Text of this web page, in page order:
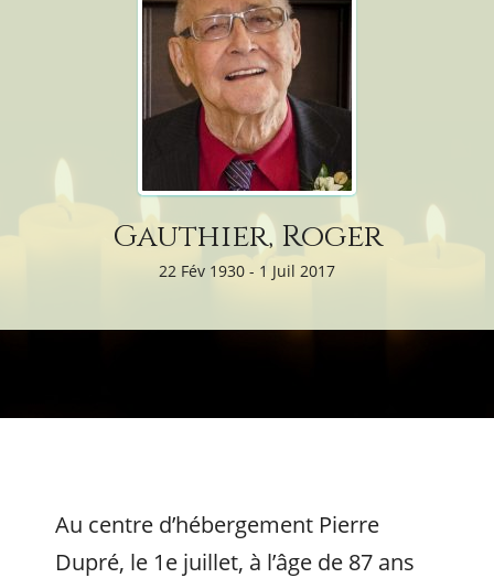
Gauthier, Roger
22 Fév 1930 - 1 Juil 2017
Au centre d’hébergement Pierre
Dupré, le 1e juillet, à l’âge de 87 ans